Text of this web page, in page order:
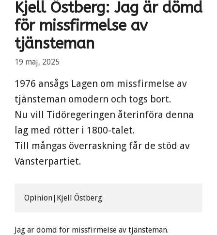
Kjell Östberg: Jag är dömd
för missfirmelse av
tjänsteman
19 maj, 2025
1976 ansågs Lagen om missfirmelse av
tjänsteman omodern och togs bort.
Nu vill Tidöregeringen återinföra denna
lag med rötter i 1800-talet.
Till mångas överraskning får de stöd av
Vänsterpartiet.
Opinion|Kjell Östberg
Jag är dömd för missfirmelse av tjänsteman.